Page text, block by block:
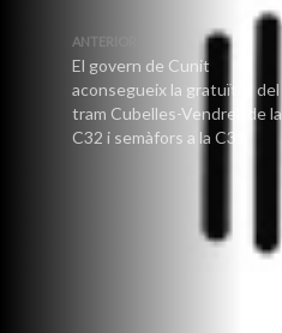
ANTERIOR
El govern de Cunit
aconsegueix la gratuïtat del
tram Cubelles-Vendrell de la
C32 i semàfors a la C31